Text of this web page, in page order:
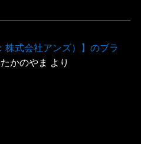
株式会社アンズ）】のブラ
かのやま より